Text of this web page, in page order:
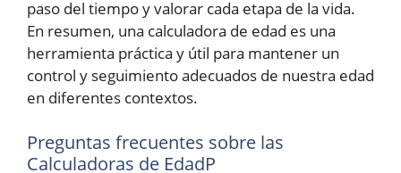
paso del tiempo y valorar cada etapa de la vida.
En resumen, una calculadora de edad es una
herramienta práctica y útil para mantener un
control y seguimiento adecuados de nuestra edad
en diferentes contextos.
Preguntas frecuentes sobre las
Calculadoras de EdadP